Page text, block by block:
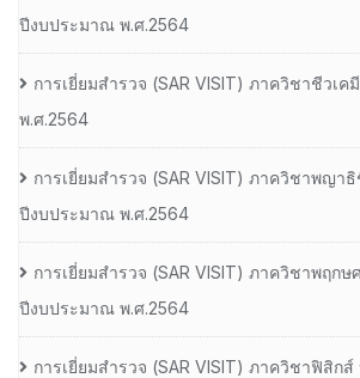
ปีงบประมาณ พ.ศ.2564
การเยี่ยมสํารวจ (SAR VISIT) ภาควิชาชีวเ
พ.ศ.2564
การเยี่ยมสํารวจ (SAR VISIT) ภาควิชาพญา
ปีงบประมาณ พ.ศ.2564
การเยี่ยมสํารวจ (SAR VISIT) ภาควิชาพฤกษ
ปีงบประมาณ พ.ศ.2564
การเยี่ยมสํารวจ (SAR VISIT) ภาควิชาฟิสิก